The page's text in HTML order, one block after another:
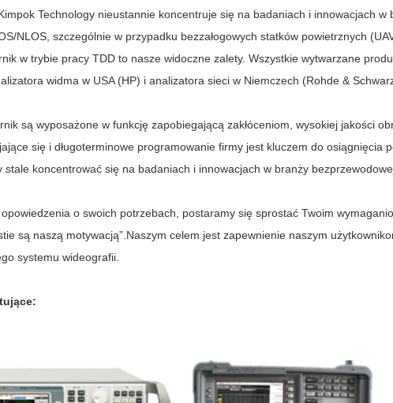
Technology nieustannie koncentruje się na badaniach i innowacjach
NLOS, szczególnie w przypadku bezzałogowych statków powietrznych
w trybie pracy TDD to nasze widoczne zalety. Wszystkie wytwarzane
widma w USA (HP) i analizatora sieci w Niemczech (Rohde &
są wyposażone w funkcję zapobiegającą zakłóceniom, wysokiej jakości
się i długoterminowe programowanie firmy jest kluczem do
stale koncentrować się na badaniach i innowacjach w branży
o swoich potrzebach, postaramy się sprostać Twoim
są naszą motywacją”.Naszym celem jest zapewnienie naszym
systemu wideografii.